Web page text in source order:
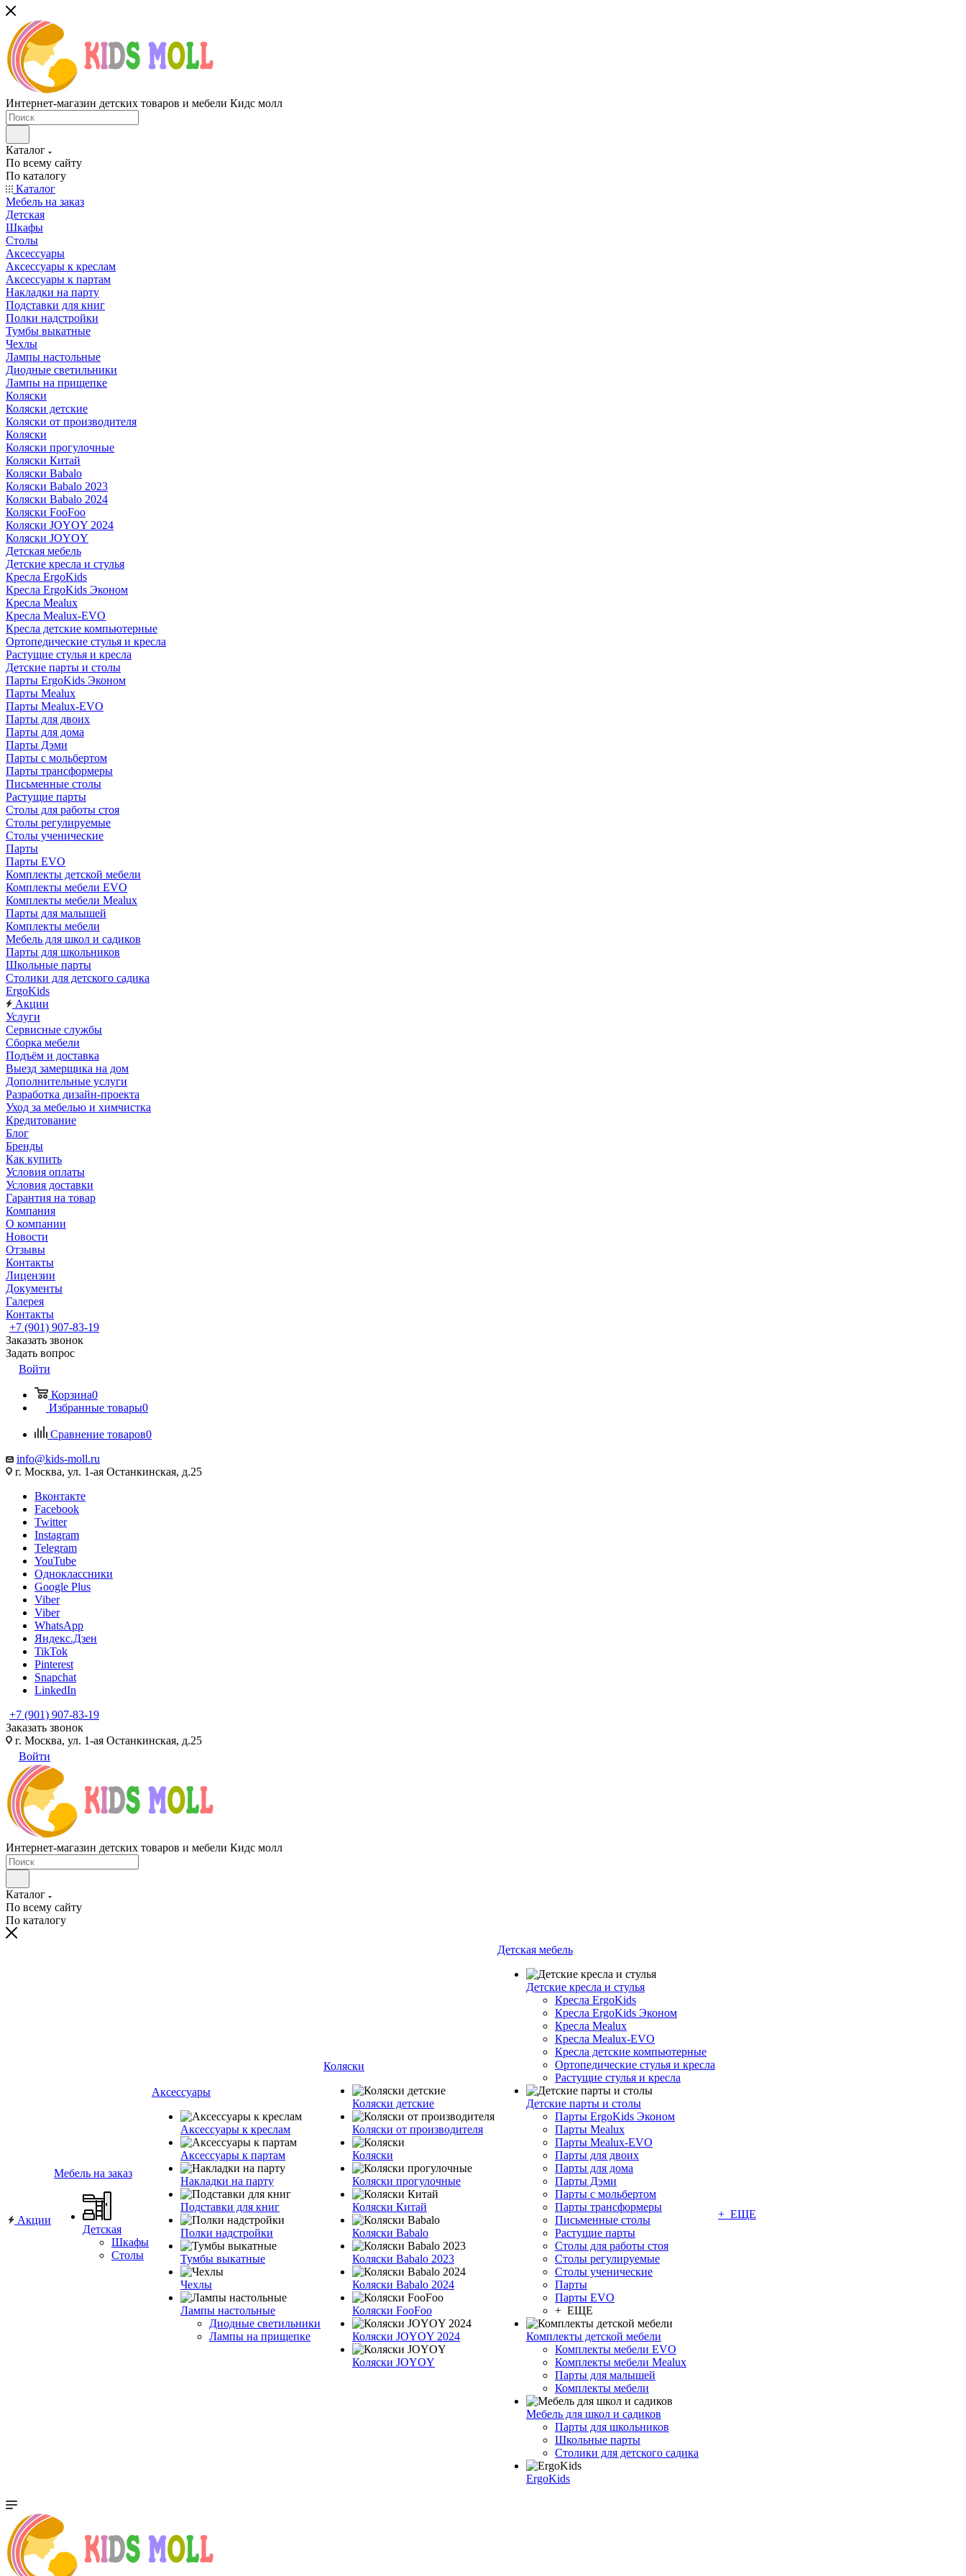
Интернет-магазин детских товаров и мебели Кидс молл
Каталог
По всему сайту
По каталогу
Каталог
Мебель на заказ
Детская
Шкафы
Столы
Аксессуары
Аксессуары к креслам
Аксессуары к партам
Накладки на парту
Подставки для книг
Полки надстройки
Тумбы выкатные
Чехлы
Лампы настольные
Диодные светильники
Лампы на прищепке
Коляски
Коляски детские
Коляски от производителя
Коляски
Коляски прогулочные
Коляски Китай
Коляски Babalo
Коляски Babalo 2023
Коляски Babalo 2024
Коляски FooFoo
Коляски JOYOY 2024
Коляски JOYOY
Детская мебель
Детские кресла и стулья
Кресла ErgoKids
Кресла ErgoKids Эконом
Кресла Mealux
Кресла Mealux-EVO
Кресла детские компьютерные
Ортопедические стулья и кресла
Растущие стулья и кресла
Детские парты и столы
Парты ErgoKids Эконом
Парты Mealux
Парты Mealux-EVO
Парты для двоих
Парты для дома
Парты Дэми
Парты с мольбертом
Парты трансформеры
Письменные столы
Растущие парты
Столы для работы стоя
Столы регулируемые
Столы ученические
Парты
Парты EVO
Комплекты детской мебели
Комплекты мебели EVO
Комплекты мебели Mealux
Парты для малышей
Комплекты мебели
Мебель для школ и садиков
Парты для школьников
Школьные парты
Столики для детского садика
ErgoKids
Акции
Услуги
Сервисные службы
Сборка мебели
Подъём и доставка
Выезд замерщика на дом
Дополнительные услуги
Разработка дизайн-проекта
Уход за мебелью и химчистка
Кредитование
Блог
Бренды
Как купить
Условия оплаты
Условия доставки
Гарантия на товар
Компания
О компании
Новости
Отзывы
Контакты
Лицензии
Документы
Галерея
Контакты
+7 (901) 907-83-19
Заказать звонок
Задать вопрос
Войти
Корзина0
Избранные товары0
Сравнение товаров0
info@kids-moll.ru
г. Москва, ул. 1-ая Останкинская, д.25
Вконтакте
Facebook
Twitter
Instagram
Telegram
YouTube
Одноклассники
Google Plus
Viber
Viber
WhatsApp
Яндекс.Дзен
TikTok
Pinterest
Snapchat
LinkedIn
+7 (901) 907-83-19
Заказать звонок
г. Москва, ул. 1-ая Останкинская, д.25
Войти
Интернет-магазин детских товаров и мебели Кидс молл
Каталог
По всему сайту
По каталогу
Акции
Мебель на заказ
Детская
Шкафы
Столы
Аксессуары
Аксессуары к креслам
Аксессуары к партам
Накладки на парту
Подставки для книг
Полки надстройки
Тумбы выкатные
Чехлы
Лампы настольные
Диодные светильники
Лампы на прищепке
Коляски
Коляски детские
Коляски от производителя
Коляски
Коляски прогулочные
Коляски Китай
Коляски Babalo
Коляски Babalo 2023
Коляски Babalo 2024
Коляски FooFoo
Коляски JOYOY 2024
Коляски JOYOY
Детская мебель
Детские кресла и стулья
Кресла ErgoKids
Кресла ErgoKids Эконом
Кресла Mealux
Кресла Mealux-EVO
Кресла детские компьютерные
Ортопедические стулья и кресла
Растущие стулья и кресла
Детские парты и столы
Парты ErgoKids Эконом
Парты Mealux
Парты Mealux-EVO
Парты для двоих
Парты для дома
Парты Дэми
Парты с мольбертом
Парты трансформеры
Письменные столы
Растущие парты
Столы для работы стоя
Столы регулируемые
Столы ученические
Парты
Парты EVO
+ ЕЩЕ
Комплекты детской мебели
Комплекты мебели EVO
Комплекты мебели Mealux
Парты для малышей
Комплекты мебели
Мебель для школ и садиков
Парты для школьников
Школьные парты
Столики для детского садика
ErgoKids
+ ЕЩЕ